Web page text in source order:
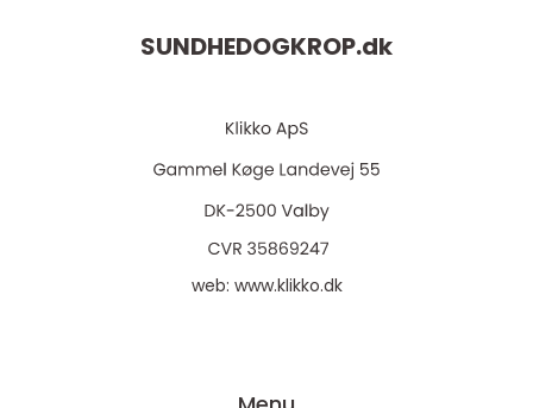
SUNDHEDOGKROP.dk
web: www.klikko.dk